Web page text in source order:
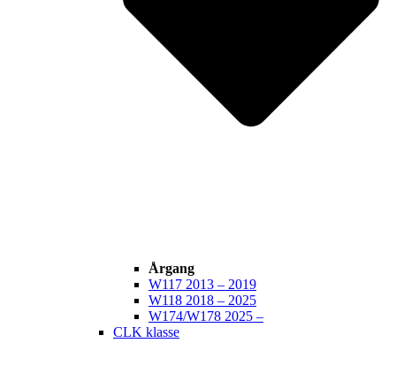
Årgang
W117 2013 – 2019
W118 2018 – 2025
W174/W178 2025 –
CLK klasse